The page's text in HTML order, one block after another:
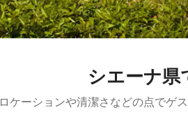
シエーナ県
ロケーションや清潔さなどの点でゲ